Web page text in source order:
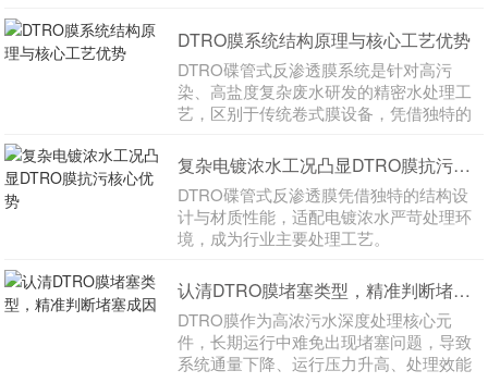
DTRO膜系统结构原理与核心工艺优势
DTRO碟管式反渗透膜系统是针对高污
染、高盐度复杂废水研发的精密水处理工
艺，区别于传统卷式膜设备，凭借独特的
复杂电镀浓水工况凸显DTRO膜抗污核心优势
DTRO碟管式反渗透膜凭借独特的结构设
计与材质性能，适配电镀浓水严苛处理环
境，成为行业主要处理工艺。
认清DTRO膜堵塞类型，精准判断堵塞成因
DTRO膜作为高浓污水深度处理核心元
件，长期运行中难免出现堵塞问题，导致
系统通量下降、运行压力升高、处理效能